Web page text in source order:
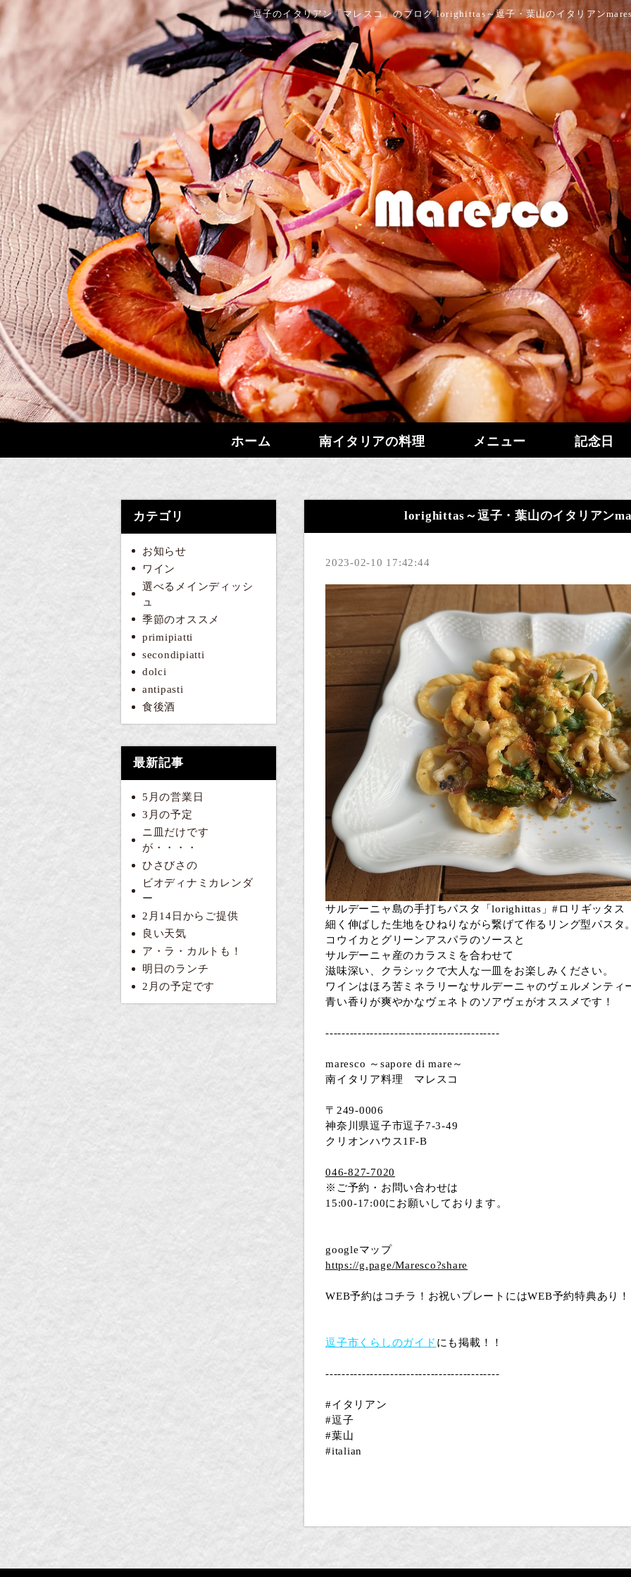
逗子のイタリアン「マレスコ」のブログ lorighittas～逗子・葉山のイタリアン
ホーム 南イタリアの料理 メニュー 記念日
カテゴリ
お知らせ
ワイン
選べるメインディッシ
ュ
季節のオススメ
primipiatti
secondipiatti
dolci
antipasti
食後酒
最新記事
5月の営業日
3月の予定
ニ皿だけです
が・・・・
ひさびさの
ビオディナミカレンダ
ー
2月14日からご提供
良い天気
ア・ラ・カルトも！
明日のランチ
2月の予定です
lorighittas～逗子・葉山のイタリアン
2023-02-10 17:42:44
サルデーニャ島の手打ちパスタ「lorighittas」#ロリギッタス
細く伸ばした生地をひねりながら繋げて作るリング型パスタ
コウイカとグリーンアスパラのソースと
サルデーニャ産のカラスミを合わせて
滋味深い、クラシックで大人な一皿をお楽しみください。
ワインはほろ苦ミネラリーなサルデーニャのヴェルメンティ
青い香りが爽やかなヴェネトのソアヴェがオススメです！
-------------------------------------------
maresco ～sapore di mare～
南イタリア料理 マレスコ
〒249-0006
神奈川県逗子市逗子7-3-49
クリオンハウス1F-B
046-827-7020
※ご予約・お問い合わせは
15:00-17:00にお願いしております。
googleマップ
https://g.page/Maresco?share
WEB予約はコチラ！ お祝いプレートにはWEB予約特典あり！
逗子市くらしのガイド にも掲載！！
-------------------------------------------
#イタリアン
#逗子
#葉山
#italian